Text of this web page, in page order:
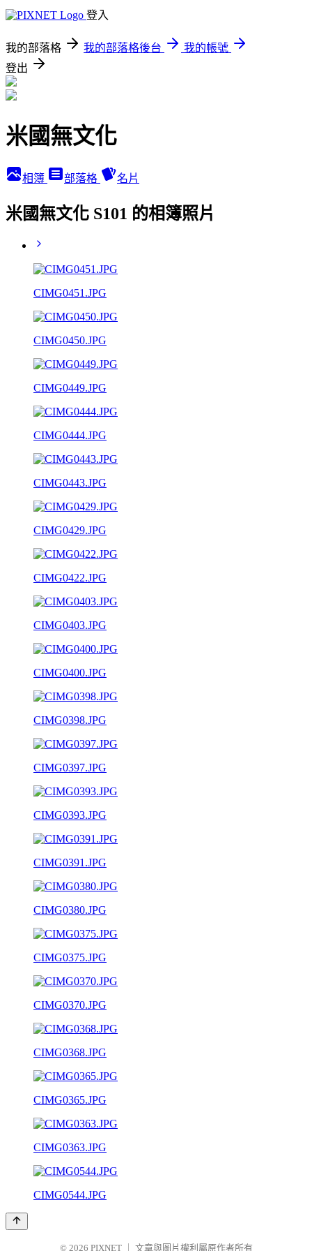
登入
我的部落格 我的部落格後台
我的帳號
登出
米國無文化
相簿 部落格 名片
米國無文化 S101 的相簿照片
CIMG0451.JPG
CIMG0450.JPG
CIMG0449.JPG
CIMG0444.JPG
CIMG0443.JPG
CIMG0429.JPG
CIMG0422.JPG
CIMG0403.JPG
CIMG0400.JPG
CIMG0398.JPG
CIMG0397.JPG
CIMG0393.JPG
CIMG0391.JPG
CIMG0380.JPG
CIMG0375.JPG
CIMG0370.JPG
CIMG0368.JPG
CIMG0365.JPG
CIMG0363.JPG
CIMG0544.JPG
© 2026 PIXNET 文章與圖片權利屬原作者所有